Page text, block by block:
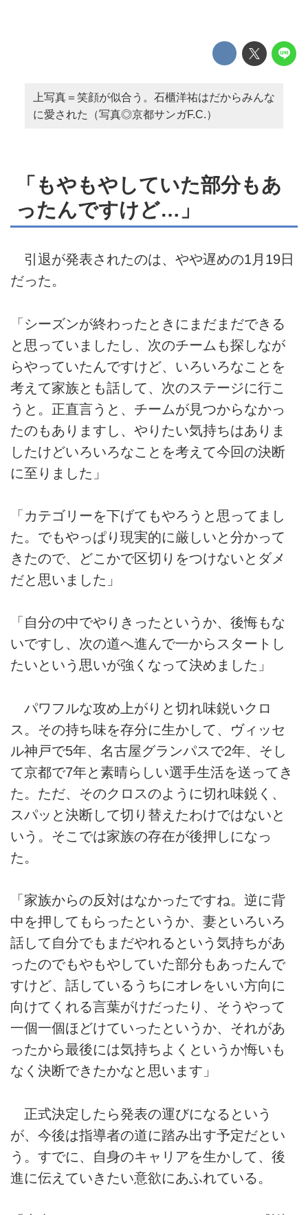
上写真＝笑顔が似合う。石櫃洋祐はだからみんな
に愛された（写真◎京都サンガF.C.）
「もやもやしていた部分もあ
ったんですけど…」
引退が発表されたのは、やや遅めの1月19日
だった。
「シーズンが終わったときにまだまだできる
と思っていましたし、次のチームも探しなが
らやっていたんですけど、いろいろなことを
考えて家族とも話して、次のステージに行こ
うと。正直言うと、チームが見つからなかっ
たのもありますし、やりたい気持ちはありま
したけどいろいろなことを考えて今回の決断
に至りました」
「カテゴリーを下げてもやろうと思ってまし
た。でもやっぱり現実的に厳しいと分かって
きたので、どこかで区切りをつけないとダメ
だと思いました」
「自分の中でやりきったというか、後悔もな
いですし、次の道へ進んで一からスタートし
たいという思いが強くなって決めました」
パワフルな攻め上がりと切れ味鋭いクロ
ス。その持ち味を存分に生かして、ヴィッセ
ル神戸で5年、名古屋グランパスで2年、そし
て京都で7年と素晴らしい選手生活を送ってき
た。ただ、そのクロスのように切れ味鋭く、
スパッと決断して切り替えたわけではないと
いう。そこでは家族の存在が後押しになっ
た。
「家族からの反対はなかったですね。逆に背
中を押してもらったというか、妻といろいろ
話して自分でもまだやれるという気持ちがあ
ったのでもやもやしていた部分もあったんで
すけど、話しているうちにオレをいい方向に
向けてくれる言葉がけだったり、そうやって
一個一個ほどけていったというか、それがあ
ったから最後には気持ちよくというか悔いも
なく決断できたかなと思います」
正式決定したら発表の運びになるという
が、今後は指導者の道に踏み出す予定だとい
う。すでに、自身のキャリアを生かして、後
進に伝えていきたい意欲にあふれている。